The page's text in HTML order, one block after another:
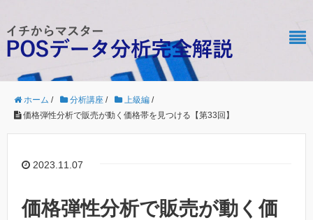
ホーム / 分析講座 / 上級編 /
価格弾性分析で販売が動く価格帯を見つける【第33回】
2023.11.07
価格弾性分析で販売が動く価